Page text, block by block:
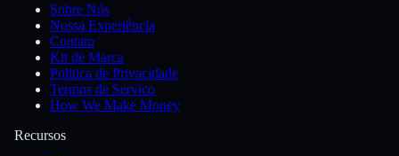
Sobre Nós
Nossa Experiência
Contato
Kit de Marca
Politica de Privacidade
Termos de Servico
How We Make Money
Recursos